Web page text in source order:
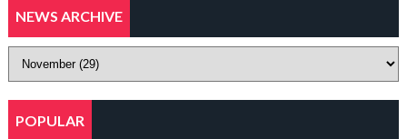
NEWS ARCHIVE
POPULAR